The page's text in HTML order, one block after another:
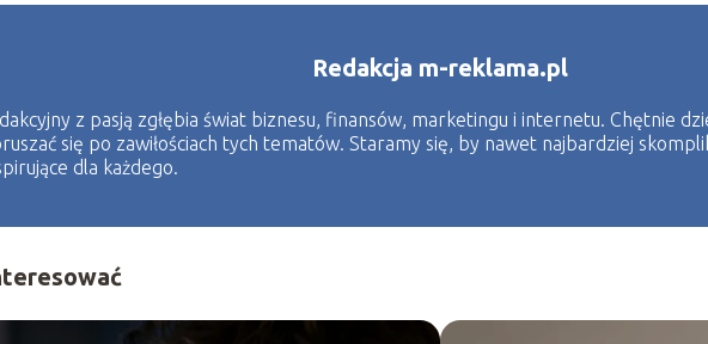
Redakcja m-reklama.pl
z pasją zgłębia świat biznesu, finansów, marketingu i internetu. Chętnie
się po zawiłościach tych tematów. Staramy się, by nawet najbardziej
dla każdego.